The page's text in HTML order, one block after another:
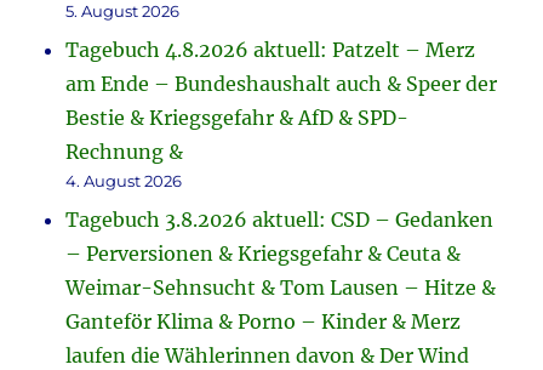
5. August 2026
Tagebuch 4.8.2026 aktuell: Patzelt – Merz
am Ende – Bundeshaushalt auch & Speer der
Bestie & Kriegsgefahr & AfD & SPD-
Rechnung &
4. August 2026
Tagebuch 3.8.2026 aktuell: CSD – Gedanken
– Perversionen & Kriegsgefahr & Ceuta &
Weimar-Sehnsucht & Tom Lausen – Hitze &
Ganteför Klima & Porno – Kinder & Merz
laufen die Wählerinnen davon & Der Wind